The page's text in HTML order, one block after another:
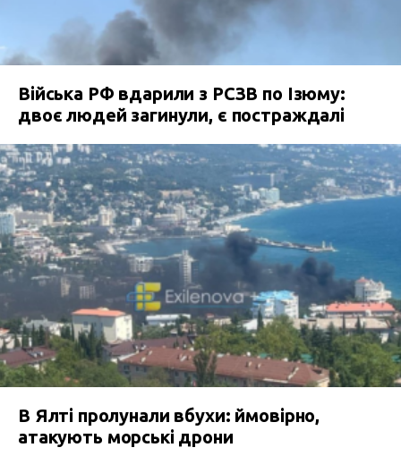
Війська РФ вдарили з РСЗВ по Ізюму:
двоє людей загинули, є постраждалі
В Ялті пролунали вбухи: ймовірно,
атакують морські дрони